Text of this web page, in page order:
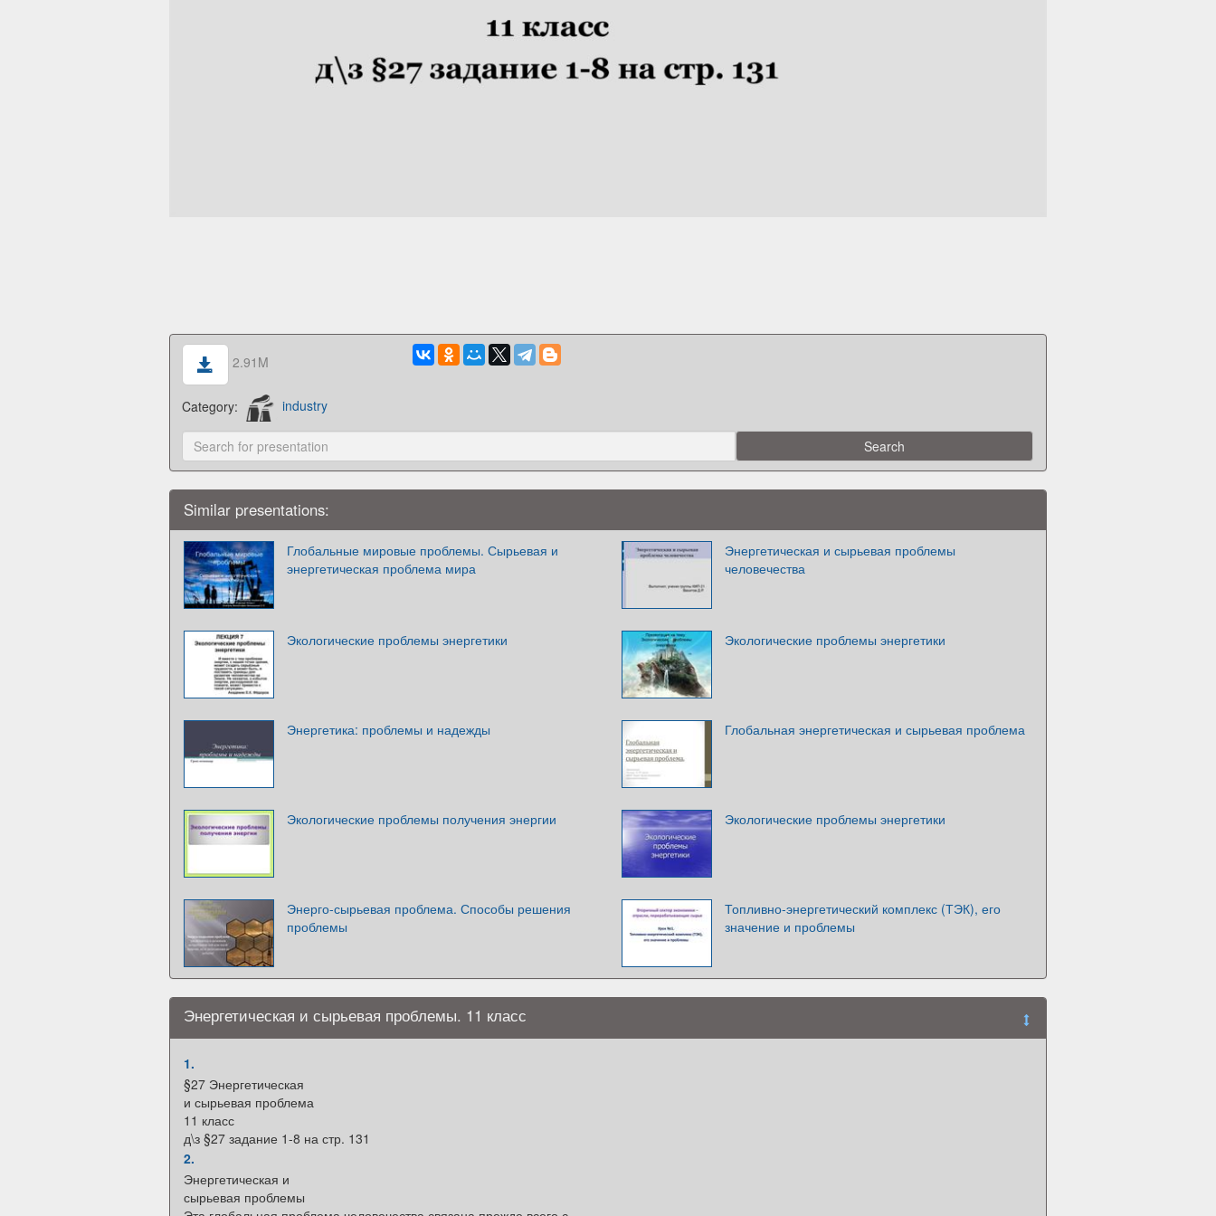
2.91M
Category: industry
Similar presentations:
Глобальные мировые проблемы. Сырьевая и
энергетическая проблема мира
Энергетическая и сырьевая проблемы
человечества
Экологические проблемы энергетики Экологические проблемы энергетики
Энергетика: проблемы и надежды Глобальная энергетическая и сырьевая проблема
Экологические проблемы получения энергии Экологические проблемы энергетики
Энерго-сырьевая проблема. Способы решения
проблемы
Топливно-энергетический комплекс (ТЭК), его
значение и проблемы
Энергетическая и сырьевая проблемы. 11 класс
1.
§27 Энергетическая
и сырьевая проблема
11 класс
д\з §27 задание 1-8 на стр. 131
2.
Энергетическая и
сырьевая проблемы